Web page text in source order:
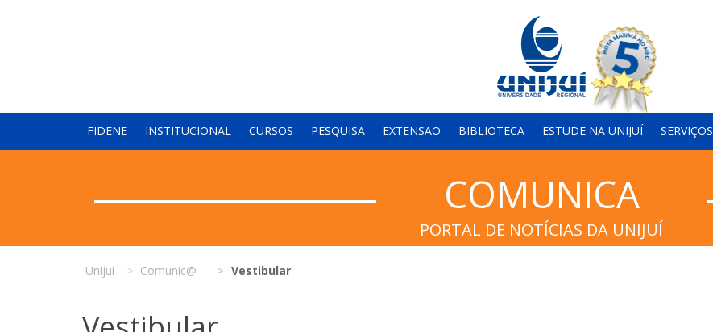
FIDENE INSTITUCIONAL CURSOS PESQUISA EXTENSÃO BIBLIOTECA ESTUDE NA UNIJUÍ SERVIÇOS
COMUNICA
PORTAL DE NOTÍCIAS DA UNIJUÍ
Unijuí Comunic@ Vestibular